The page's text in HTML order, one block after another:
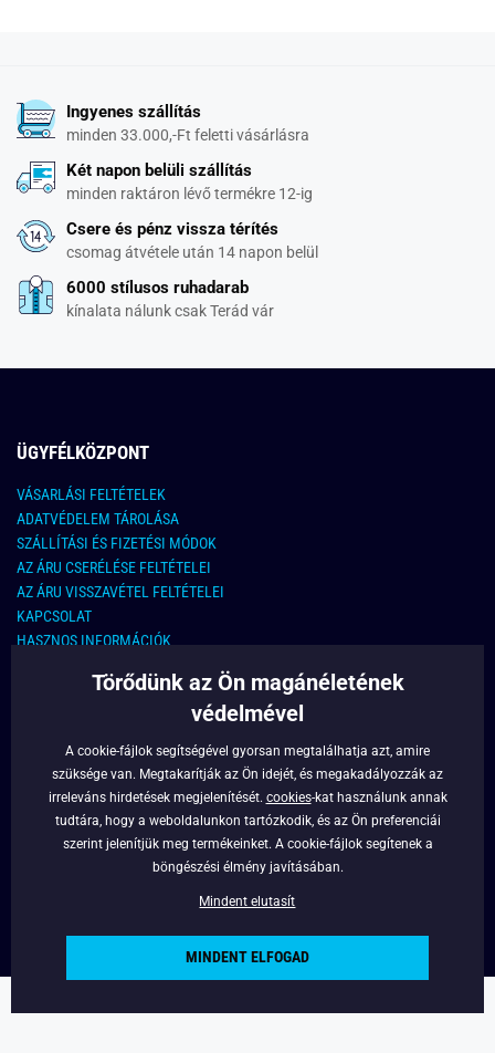
Ingyenes szállítás
minden 33.000,-Ft feletti vásárlásra
Két napon belüli szállítás
minden raktáron lévő termékre 12-ig
Csere és pénz vissza térítés
csomag átvétele után 14 napon belül
6000 stílusos ruhadarab
kínalata nálunk csak Terád vár
ÜGYFÉLKÖZPONT
VÁSARLÁSI FELTÉTELEK
ADATVÉDELEM TÁROLÁSA
SZÁLLÍTÁSI ÉS FIZETÉSI MÓDOK
AZ ÁRU CSERÉLÉSE FELTÉTELEI
AZ ÁRU VISSZAVÉTEL FELTÉTELEI
KAPCSOLAT
HASZNOS INFORMÁCIÓK
KAPCSOLAT
info@legyferfi.hu
FONTOS INFORMÁCIÓK
RÓLUNK
Törődünk az Ön magánéletének
védelmével
A cookie-fájlok segítségével gyorsan megtalálhatja azt, amire
szüksége van. Megtakarítják az Ön idejét, és megakadályozzák az
irreleváns hirdetések megjelenítését. cookies-kat használunk annak
tudtára, hogy a weboldalunkon tartózkodik, és az Ön preferenciái
szerint jelenítjük meg termékeinket. A cookie-fájlok segítenek a
böngészési élmény javításában.
Mindent elutasít
MINDENT ELFOGAD